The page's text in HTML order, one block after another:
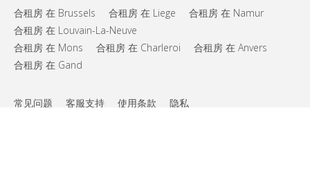
合租房 在 Brussels 合租房 在 Liege
合租房 在 Namur
合租房 在 Louvain-La-Neuve
合租房 在 Mons
合租房 在 Charleroi
合租房 在 Anvers
合租房 在 Gand
常见问题 客服支持 使用条款 隐私